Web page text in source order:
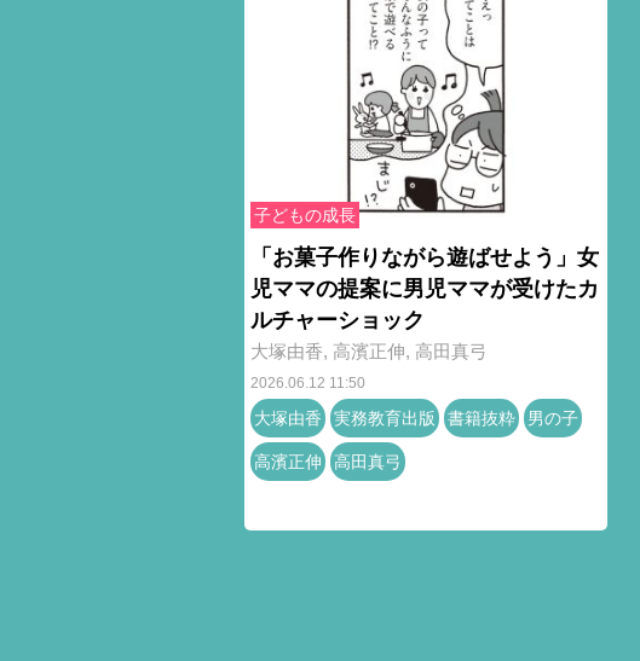
子どもの成長
「お菓子作りながら遊ばせよう」女
児ママの提案に男児ママが受けたカ
ルチャーショック
大塚由香, 高濱正伸, 高田真弓
2026.06.12 11:50
大塚由香 実務教育出版 書籍抜粋 男の子
高濱正伸 高田真弓